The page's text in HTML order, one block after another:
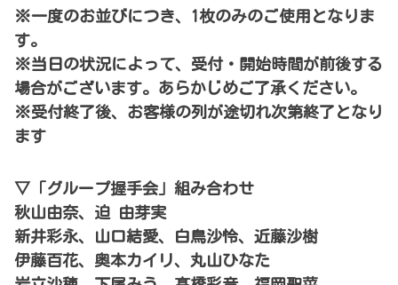
※一度のお並びにつき、1枚のみのご使用となりま
す。
※当日の状況によって、受付・開始時間が前後する
場合がございます。あらかじめご了承ください。
※受付終了後、お客様の列が途切れ次第終了となり
ます
▽「グループ握手会」組み合わせ
秋山由奈、迫 由芽実
新井彩永、山口結愛、白鳥沙怜、近藤沙樹
伊藤百花、奥本カイリ、丸山ひなた